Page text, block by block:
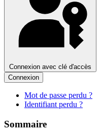
Connexion avec clé d'accès
Connexion
Mot de passe perdu ?
Identifiant perdu ?
Sommaire